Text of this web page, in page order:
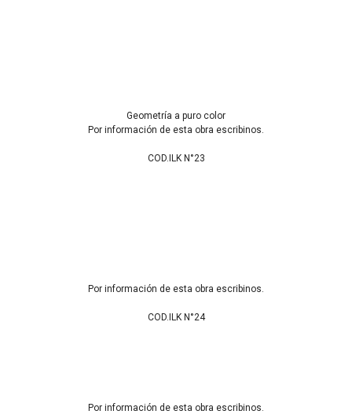
Geometría a puro color
Por información de esta obra escribinos.
COD.ILK N°23
Por información de esta obra escribinos.
COD.ILK N°24
Por información de esta obra escribinos.